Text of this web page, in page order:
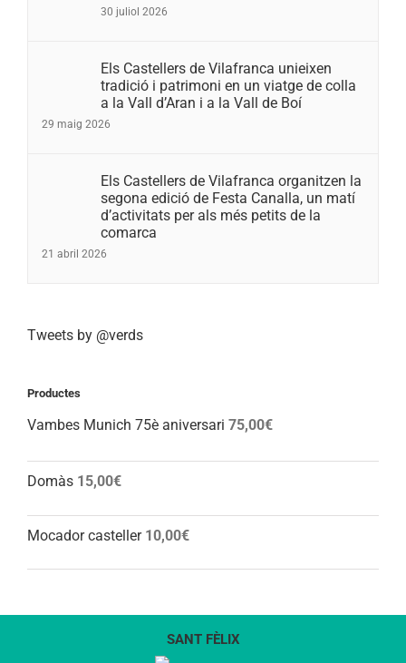
30 juliol 2026
Els Castellers de Vilafranca unieixen
tradició i patrimoni en un viatge de colla
a la Vall d’Aran i a la Vall de Boí
29 maig 2026
Els Castellers de Vilafranca organitzen la
segona edició de Festa Canalla, un matí
d’activitats per als més petits de la
comarca
21 abril 2026
Tweets by @verds
Productes
Vambes Munich 75è aniversari 75,00€
Domàs 15,00€
Mocador casteller 10,00€
SANT FÈLIX